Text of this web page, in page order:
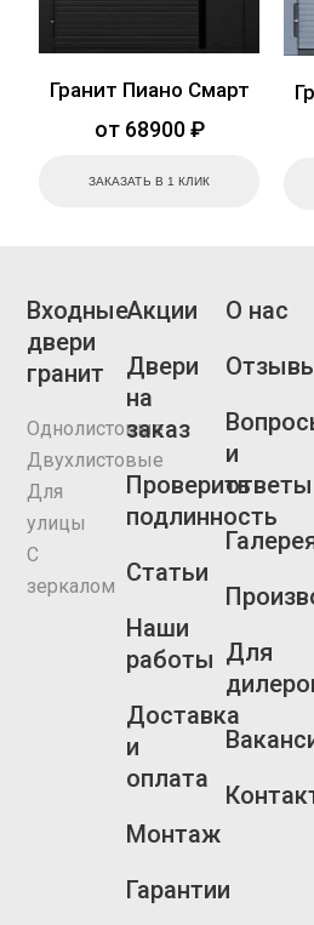
Гранит Пиано Смарт
от 68900 ₽
ЗАКАЗАТЬ В 1 КЛИК
Входные
двери
гранит
Однолистовые
Двухлистовые
Для
улицы
С
зеркалом
Акции
Двери
на
заказ
Проверить
подлинность
Статьи
Наши
работы
Доставка
и
оплата
Монтаж
Гарантии
О нас
и
ответы
Для